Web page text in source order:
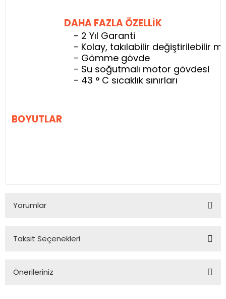
DAHA FAZLA ÖZELLİK
- 2 Yıl Garanti
- Kolay, takılabilir değiştirilebilir
- Gömme gövde
- Su soğutmalı motor gövdesi
- 43 ° C sıcaklık sınırları
BOYUTLAR
Yorumlar
Taksit Seçenekleri
Önerileriniz